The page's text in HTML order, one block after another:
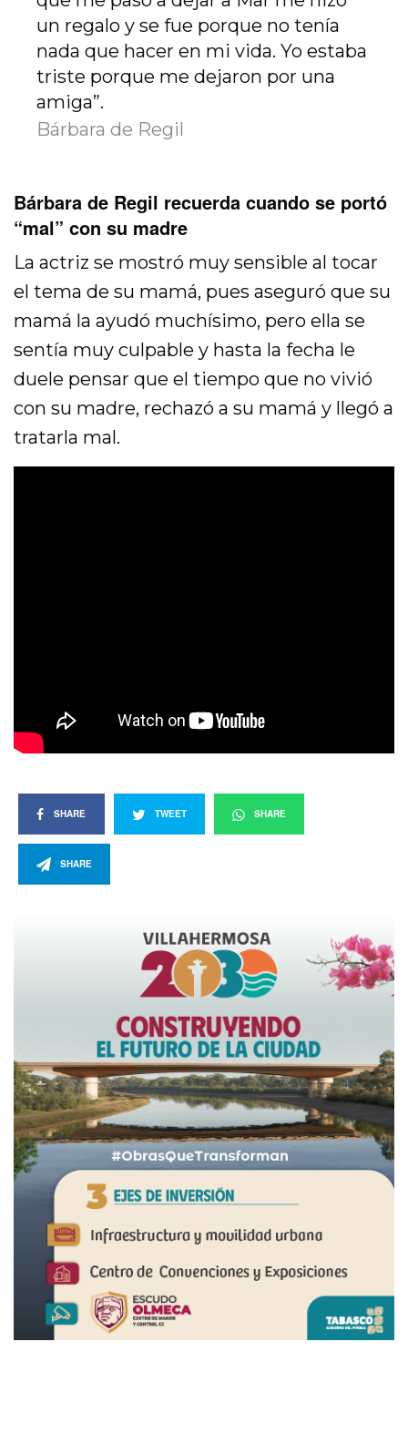
un regalo y se fue porque no tenía
nada que hacer en mi vida. Yo estaba
triste porque me dejaron por una
amiga”.
Bárbara de Regil
Bárbara de Regil recuerda cuando se portó
“mal” con su madre
La actriz se mostró muy sensible al tocar
el tema de su mamá, pues aseguró que su
mamá la ayudó muchísimo, pero ella se
sentía muy culpable y hasta la fecha le
duele pensar que el tiempo que no vivió
con su madre, rechazó a su mamá y llegó a
tratarla mal.
SHARE TWEET SHARE
SHARE